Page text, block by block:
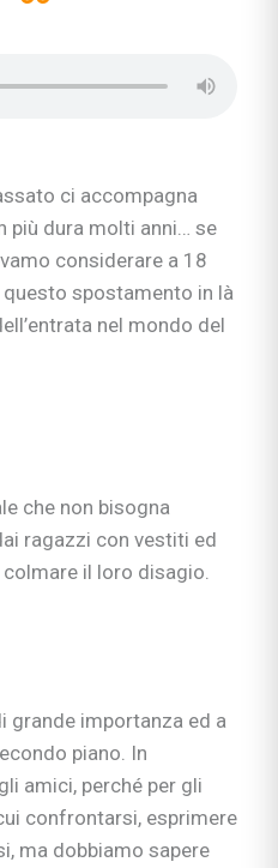
ci accompagna
più dura molti anni… se
considerare a 18
spostamento in là
nel mondo del
che non bisogna
ragazzi con vestiti ed
il loro disagio.
importanza ed a
piano. In
amici, perché per gli
confrontarsi, esprimere
ma dobbiamo sapere